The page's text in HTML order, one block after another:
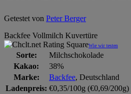
Getestet von Peter Berger
Backfee Vollmilch Kuvertüre
Wie wir testen
Sorte:
Milchschokolade
Kakao:
38%
Marke:
Backfee, Deutschland
Ladenpreis: €0,35/100g (€0,69/200g)